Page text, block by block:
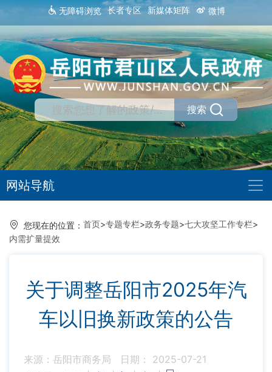
无障碍浏览 长者专区 新媒体矩阵 微博
搜索
网站导航
您现在的位置： 首页>专题专栏>政务专题>七大攻坚工作专栏>
内需扩量提效
关于调整岳阳市2025年汽
车以旧换新政策的公告
来源：岳阳市商务局
日期： 2025-07-21